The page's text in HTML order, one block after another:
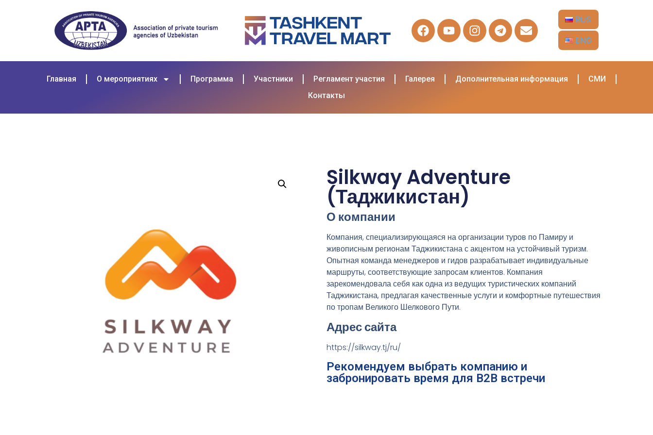
RUS
ENG
Главная О мероприятиях Программа Участники Регламент участия Галерея Дополнительная информация
СМИ
Контакты
Silkway Adventure
(Таджикистан)
О компании
Компания, специализирующаяся на организации туров по Памиру и
живописным регионам Таджикистана с акцентом на устойчивый туризм.
Опытная команда менеджеров и гидов разрабатывает индивидуальные
маршруты, соответствующие запросам клиентов. Компания
зарекомендовала себя как одна из ведущих туристических компаний
Таджикистана, предлагая качественные услуги и комфортные путешествия
по тропам Великого Шелкового Пути.
Адрес сайта
https://silkway.tj/ru/
Рекомендуем выбрать компанию и
забронировать время для B2B встречи